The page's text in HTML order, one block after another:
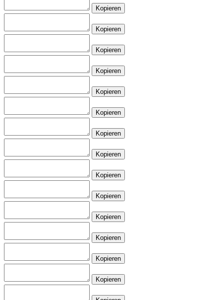
Kopieren
Kopieren
Kopieren
Kopieren
Kopieren
Kopieren
Kopieren
Kopieren
Kopieren
Kopieren
Kopieren
Kopieren
Kopieren
Kopieren